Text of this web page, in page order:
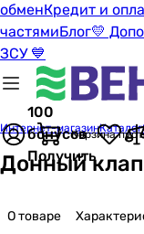
обменКредит и
частямиБлог💛
ЗСУ 💙
100
бонусов
Получить
Корзина
Интернет-магазинКаталог
Донный
О товаре